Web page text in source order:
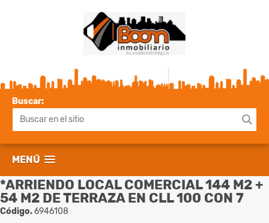
Buscar:
MENÚ
*ARRIENDO LOCAL COMERCIAL 144 M2 +
54 M2 DE TERRAZA EN CLL 100 CON 7
Código.6946108